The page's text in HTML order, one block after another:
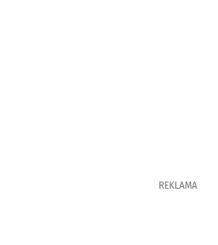
REKLAMA